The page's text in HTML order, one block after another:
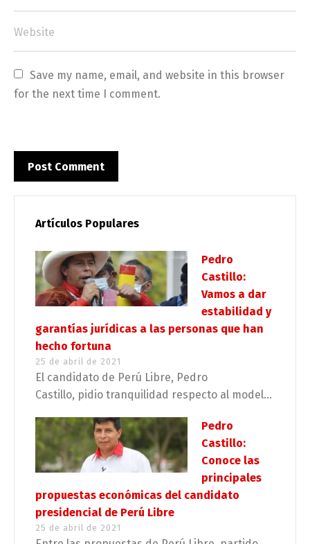
Save my name, email, and website in this browser
for the next time I comment.
Artículos Populares
Pedro
Castillo:
Vamos a dar
estabilidad y
garantías jurídicas a las personas que han
hecho fortuna
25 de abril de 2021
El candidato de Perú Libre, Pedro
Castillo, pidio tranquilidad respecto al model...
Pedro
Castillo:
Conoce las
principales
propuestas económicas del candidato
presidencial de Perú Libre
25 de abril de 2021